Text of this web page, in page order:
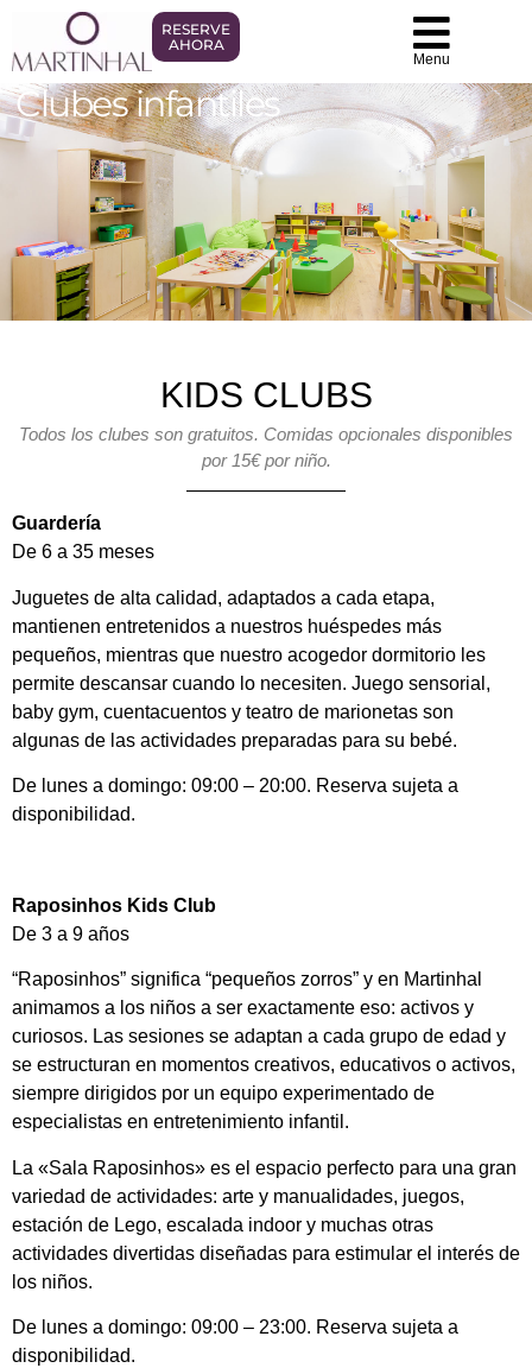
RESERVE
AHORA
Menu
Clubes infantiles
KIDS CLUBS
Todos los clubes son gratuitos. Comidas opcionales disponibles
por 15€ por niño.
Guardería
De 6 a 35 meses
Juguetes de alta calidad, adaptados a cada etapa,
mantienen entretenidos a nuestros huéspedes más
pequeños, mientras que nuestro acogedor dormitorio les
permite descansar cuando lo necesiten. Juego sensorial,
baby gym, cuentacuentos y teatro de marionetas son
algunas de las actividades preparadas para su bebé.
De lunes a domingo: 09:00 – 20:00. Reserva sujeta a
disponibilidad.
Raposinhos Kids Club
De 3 a 9 años
“Raposinhos” significa “pequeños zorros” y en Martinhal
animamos a los niños a ser exactamente eso: activos y
curiosos. Las sesiones se adaptan a cada grupo de edad y
se estructuran en momentos creativos, educativos o activos,
siempre dirigidos por un equipo experimentado de
especialistas en entretenimiento infantil.
La «Sala Raposinhos» es el espacio perfecto para una gran
variedad de actividades: arte y manualidades, juegos,
estación de Lego, escalada indoor y muchas otras
actividades divertidas diseñadas para estimular el interés de
los niños.
De lunes a domingo: 09:00 – 23:00. Reserva sujeta a
disponibilidad.